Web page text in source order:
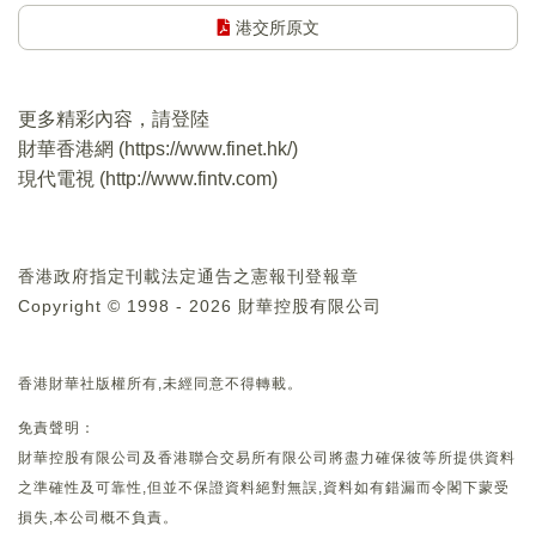
港交所原文
更多精彩內容，請登陸
財華香港網 (https://www.finet.hk/)
現代電視 (http://www.fintv.com)
香港政府指定刊載法定通告之憲報刊登報章
Copyright © 1998 - 2026 財華控股有限公司
香港財華社版權所有,未經同意不得轉載。
免責聲明：
財華控股有限公司及香港聯合交易所有限公司將盡力確保彼等所提供資料
之準確性及可靠性,但並不保證資料絕對無誤,資料如有錯漏而令閣下蒙受
損失,本公司概不負責。